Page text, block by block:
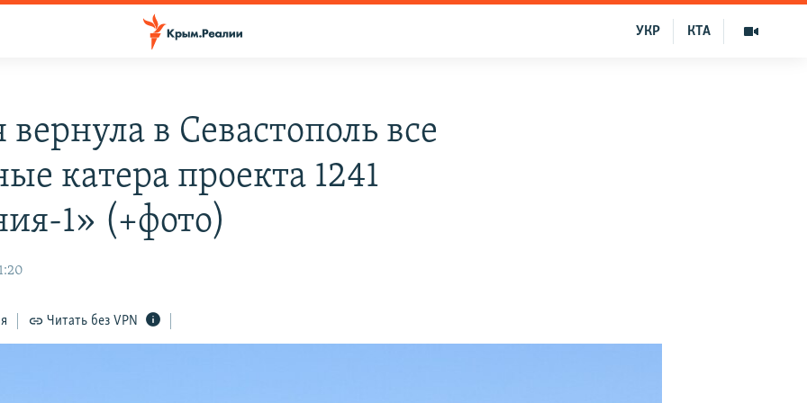
КТА
УКР
вернула в Севастополь все
катера проекта 1241
1» (+фото)
Читать без VPN